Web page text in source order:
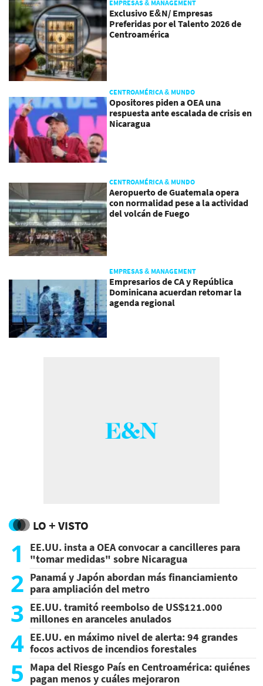
EMPRESAS & MANAGEMENT
Exclusivo E&N/ Empresas
Preferidas por el Talento 2026 de
Centroamérica
CENTROAMÉRICA & MUNDO
Opositores piden a OEA una
respuesta ante escalada de crisis en
Nicaragua
CENTROAMÉRICA & MUNDO
Aeropuerto de Guatemala opera
con normalidad pese a la actividad
del volcán de Fuego
EMPRESAS & MANAGEMENT
Empresarios de CA y República
Dominicana acuerdan retomar la
agenda regional
LO + VISTO
1
EE.UU. insta a OEA convocar a cancilleres para
"tomar medidas" sobre Nicaragua
2 Panamá y Japón abordan más financiamiento
para ampliación del metro
3 EE.UU. tramitó reembolso de US$121.000
millones en aranceles anulados
4 EE.UU. en máximo nivel de alerta: 94 grandes
focos activos de incendios forestales
5 Mapa del Riesgo País en Centroamérica: quiénes
pagan menos y cuáles mejoraron